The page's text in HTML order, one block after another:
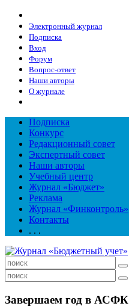
Электронный журнал
Подписка
Вход
Форум
Вопрос-ответ
Наши авторы
О журнале
Подписка
Конкурс
Редакционный совет
Экспертный совет
Наши авторы
Учебный центр
Журнал «Бюджет»
Реклама
Журнал «Финконтроль»
Контакты
. . .
Завершаем год в АСФК